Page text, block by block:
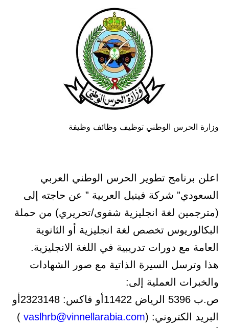
وزارة الحرس الوطني توظيف وظائف وظيفة
اعلن برنامج تطوير الحرس الوطني العربي
السعودي” شركة فينيل العربية ” عن حاجته إلى
(مترجمين لغة انجليزية شفوى/تحريري) من حملة
البكالوريوس تخصص لغة انجليزية أو الثانوية
العامة مع دورات تدريبية في اللغة الانجليزية.
هذا وترسل السيرة الذاتية مع صور الشهادات
والخبرات العملية إلى:
ص.ب 5396 الرياض 11422أو فاكس: 2323148أو
البريد الكتروني: (vaslhrb@vinnellarabia.com
)